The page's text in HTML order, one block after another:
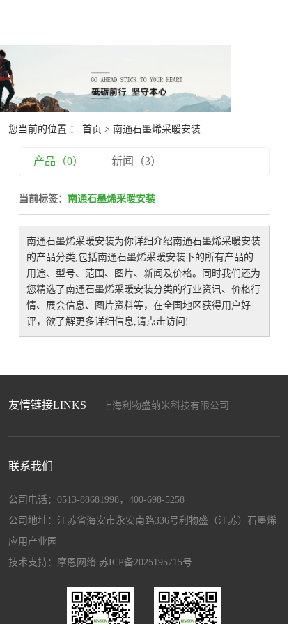
您当前的位置 ：首页 > 南通石墨烯采暖安装
产品（0） 新闻（3）
当前标签：南通石墨烯采暖安装
南通石墨烯采暖安装为你详细介绍南通石墨烯采暖安装
的产品分类,包括南通石墨烯采暖安装 下的所有产品的
用途、型号、范围、图片、新闻及价格。同时我们还为
您精选了南通石墨烯采暖安装分类的行业资讯、价格行
情、展会信息、图片资料等，在全国地区获得用户好
评，欲了解更多详细信息,请点击访问!
友情链接LINKS
上海利物盛纳米科技有限公司
联系我们
公司电话：0513-88681998，400-698-5258
公司地址：江苏省海安市永安南路336号利物盛（江苏）石墨烯
应用产业园
技术支持： 摩恩网络 苏ICP备2025195715号